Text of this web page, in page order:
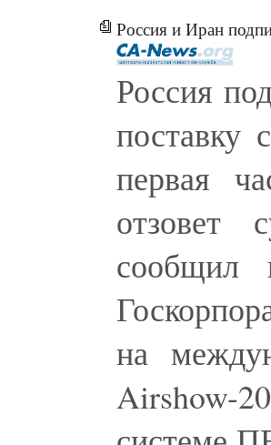
Россия и Иран
Россия
поставку
первая
отзовет
сообщил
на
Airshow-